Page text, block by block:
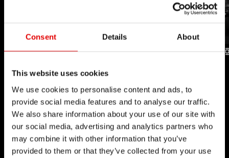
Consent Details About
This website uses cookies
We use cookies to personalise content and ads, to
provide social media features and to analyse our traffic.
We also share information about your use of our site with
our social media, advertising and analytics partners who
may combine it with other information that you’ve
provided to them or that they’ve collected from your use
辐条制造